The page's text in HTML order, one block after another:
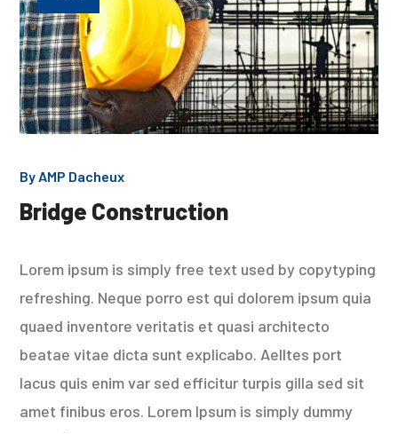
By AMP Dacheux
Bridge Construction
Lorem ipsum is simply free text used by copytyping
refreshing. Neque porro est qui dolorem ipsum quia
quaed inventore veritatis et quasi architecto
beatae vitae dicta sunt explicabo. Aelltes port
lacus quis enim var sed efficitur turpis gilla sed sit
amet finibus eros. Lorem Ipsum is simply dummy